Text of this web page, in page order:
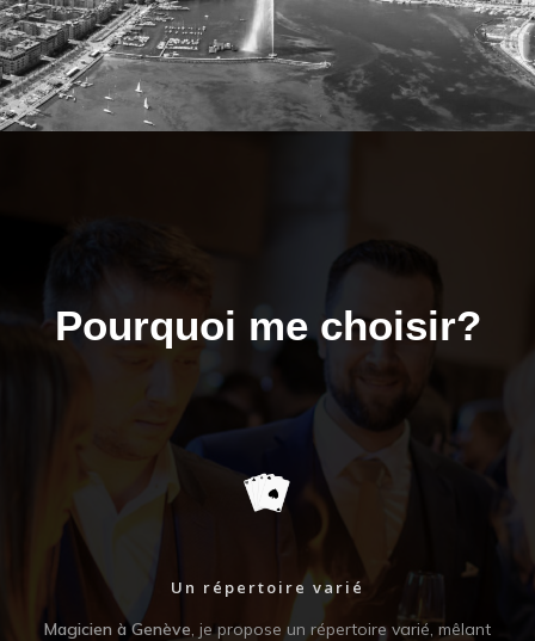
Pourquoi me choisir?
Un répertoire varié
Magicien à Genève, je propose un répertoire varié, mêlant